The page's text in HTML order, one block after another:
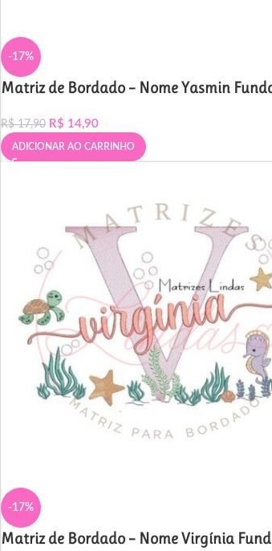
-17%
Matriz de Bordado – Nome Yasmin
R$17,90 R$ 14,90
ADICIONAR AO CARRINHO
-17%
Matriz de Bordado – Nome Virgínia